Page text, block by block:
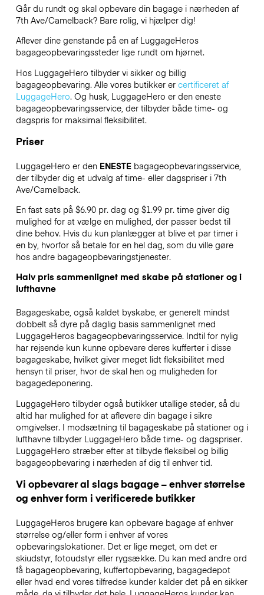
Går du rundt og skal opbevare din bagage i nærheden af
7th Ave/Camelback? Bare rolig, vi hjælper dig!
Aflever dine genstande på en af LuggageHeros
bagageopbevaringssteder lige rundt om hjørnet.
Hos LuggageHero tilbyder vi sikker og billig
bagageopbevaring. Alle vores butikker er certificeret af
LuggageHero. Og husk, LuggageHero er den eneste
bagageopbevaringsservice, der tilbyder både time- og
dagspris for maksimal fleksibilitet.
Priser
LuggageHero er den ENESTEbagageopbevaringsservice,
der tilbyder dig et udvalg af time- eller dagspriser i 7th
Ave/Camelback.
En fast sats på $6.90 pr. dag og $1.99 pr. time giver dig
mulighed for at vælge en mulighed, der passer bedst til
dine behov. Hvis du kun planlægger at blive et par timer i
en by, hvorfor så betale for en hel dag, som du ville gøre
hos andre bagageopbevaringstjenester.
Halv pris sammenlignet med skabe på stationer og i
lufthavne
Bagageskabe, også kaldet byskabe, er generelt mindst
dobbelt så dyre på daglig basis sammenlignet med
LuggageHeros bagageopbevaringsservice. Indtil for nylig
har rejsende kun kunne opbevare deres kufferter i disse
bagageskabe, hvilket giver meget lidt fleksibilitet med
hensyn til priser, hvor de skal hen og muligheden for
bagagedeponering.
LuggageHero tilbyder også butikker utallige steder, så du
altid har mulighed for at aflevere din bagage i sikre
omgivelser. I modsætning til bagageskabe på stationer og i
lufthavne tilbyder LuggageHero både time- og dagspriser.
LuggageHero stræber efter at tilbyde fleksibel og billig
bagageopbevaring i nærheden af dig til enhver tid.
Vi opbevarer al slags bagage – enhver størrelse
og enhver form i verificerede butikker
LuggageHeros brugere kan opbevare bagage af enhver
størrelse og/eller form i enhver af vores
opbevaringslokationer. Det er lige meget, om det er
skiudstyr, fotoudstyr eller rygsække. Du kan med andre ord
få bagageopbevaring, kuffertopbevaring, bagagedepot
eller hvad end vores tilfredse kunder kalder det på en sikker